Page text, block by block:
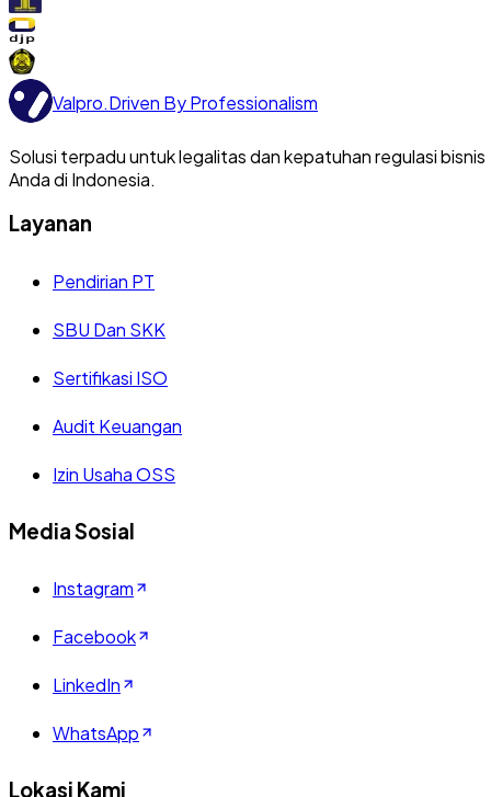
Valpro.Driven By Professionalism
Solusi terpadu untuk legalitas dan kepatuhan regulasi bisnis
Anda di Indonesia.
Layanan
Pendirian PT
SBU Dan SKK
Sertifikasi ISO
Audit Keuangan
Izin Usaha OSS
Media Sosial
Instagram
Facebook
LinkedIn
WhatsApp
Lokasi Kami